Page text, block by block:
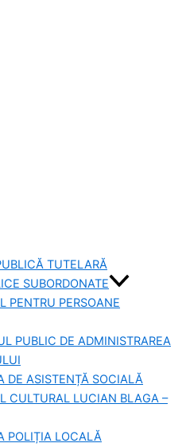
TUTELARĂ
SUBORDONATE
PENTRU PERSOANE
PUBLIC DE ADMINISTRAREA
DE ASISTENȚĂ SOCIALĂ
CULTURAL LUCIAN BLAGA –
POLIȚIA LOCALĂ